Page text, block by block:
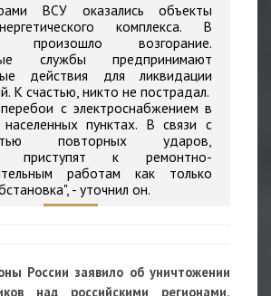
ВСУ оказались объекты
комплекса. В
произошло возгорание.
службы предпринимают
действия для ликвидации
К счастью, никто не пострадал.
с электроснабжением в
пунктах. В связи с
повторных ударов,
приступят к ремонтно-
работам как только
- уточнил он.
России заявило об уничтожении
над российскими регионами,